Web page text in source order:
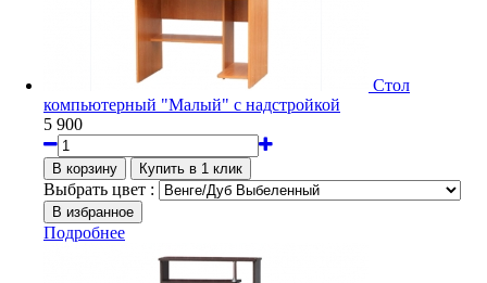
Стол
компьютерный "Малый" с надстройкой
5 900
Выбрать цвет :
Подробнее